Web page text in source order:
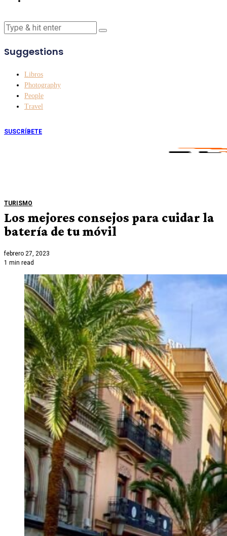
Suggestions
Libros
Photography
People
Travel
SUSCRÍBETE
TURISMO
Los mejores consejos para cuidar la
batería de tu móvil
febrero 27, 2023
1 min read